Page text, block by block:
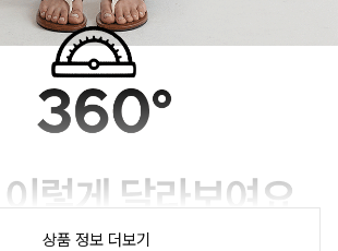
상품 정보 더보기